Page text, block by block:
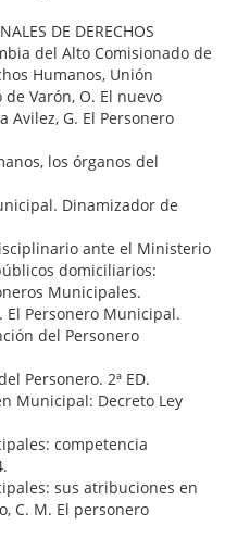
DE DERECHOS
del Alto Comisionado de
Humanos, Unión
Varón, O. El nuevo
Avilez, G. El Personero
los órganos del
Dinamizador de
ante el Ministerio
domiciliarios:
Municipales.
El Personero Municipal.
del Personero
Personero. 2ª ED.
Municipal: Decreto Ley
competencia
sus atribuciones en
C. M. El personero